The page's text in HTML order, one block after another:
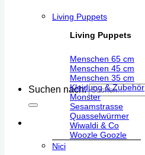
Suchen nach:
Living Puppets
Living Puppets
Menschen 65 cm
Menschen 45 cm
Menschen 35 cm
Kleidung & Zubehör
Monster
Sesamstrasse
Quasselwürmer
Wiwaldi & Co
Woozle Goozle
Nici